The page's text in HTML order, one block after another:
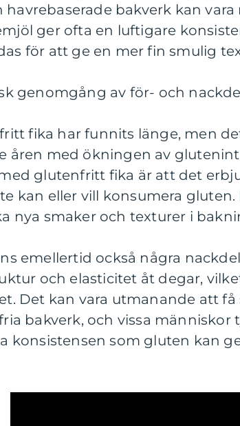
havrebaserade bakverk kan vara
ger ofta en luftigare
för att ge en mer fin smulig
genomgång av för- och
fika har funnits länge, men
åren med ökningen av
glutenfritt fika är att det
kan eller vill konsumera
nya smaker och texturer i
emellertid också några
och elasticitet åt degar,
Det kan vara utmanande att
bakverk, och vissa människor
konsistensen som gluten kan